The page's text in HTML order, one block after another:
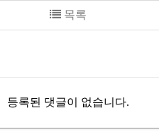
목록
등록된 댓글이 없습니다.